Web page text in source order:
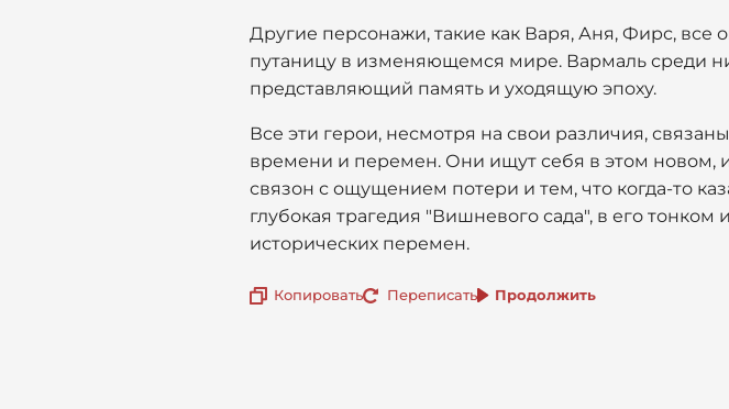
Другие персонажи, такие как Варя, Аня, Фирс,
путаницу в изменяющемся мире. Вармаль среди
представляющий память и уходящую эпоху.
Все эти герои, несмотря на свои различия,
времени и перемен. Они ищут себя в этом новом,
связон с ощущением потери и тем, что когда-то
глубокая трагедия "Вишневого сада", в его
исторических перемен.
Копировать Переписать Продолжить